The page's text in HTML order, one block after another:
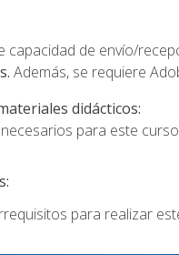
capacidad de envío/
Además, se requiere
didácticos:
para este
para realizar